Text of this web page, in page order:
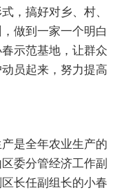
，搞好对乡、村、
做到一家一个明白
示范基地，让群众
员起来，努力提高
是全年农业生产的
委分管经济工作副
长任副组长的小春